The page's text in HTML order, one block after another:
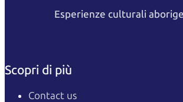
Esperienze culturali
Scopri di più
Contact us